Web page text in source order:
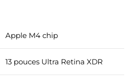
Apple M4 chip
13 pouces Ultra Retina XDR